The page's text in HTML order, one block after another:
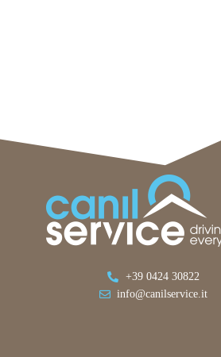
+39 0424 30822
info@canilservice.it